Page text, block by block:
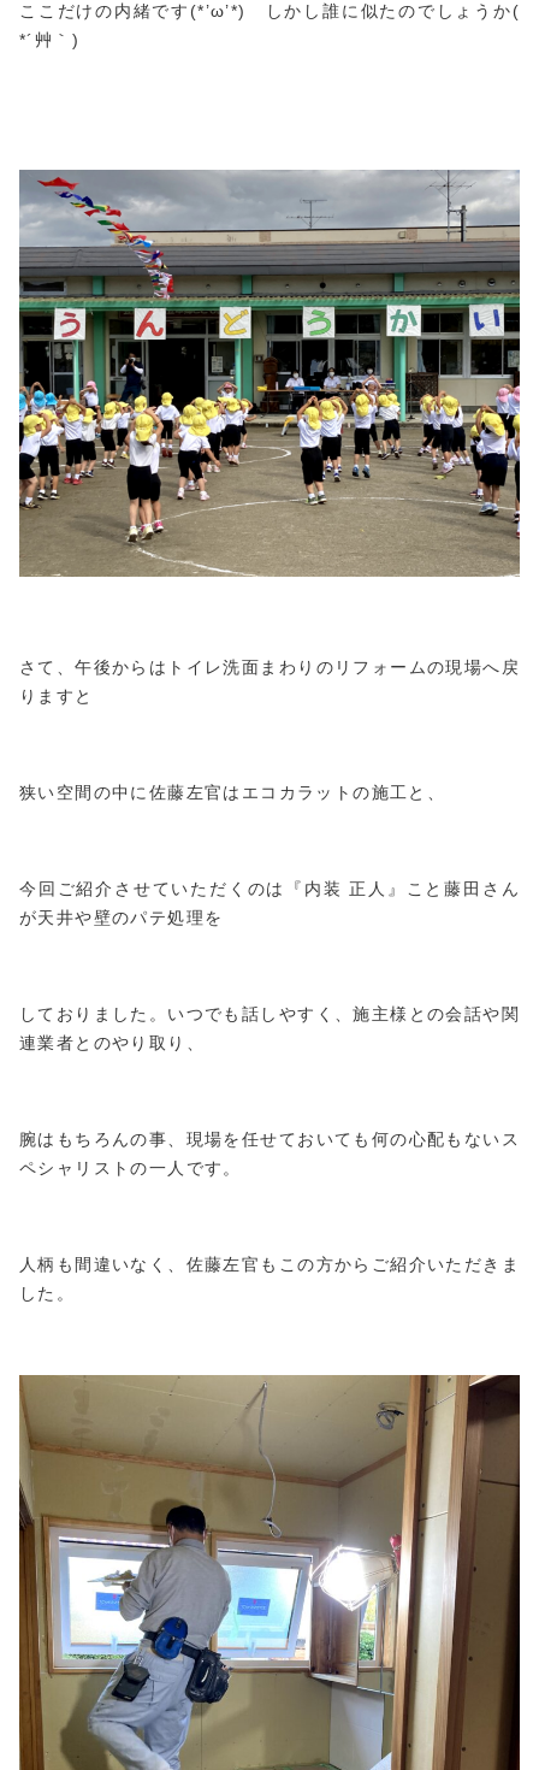
ここだけの内緒です(*’ω’*) しかし誰に似たのでしょうか(
*´艸｀)
さて、午後からはトイレ洗面まわりのリフォームの現場へ戻
りますと
狭い空間の中に佐藤左官はエコカラットの施工と、
今回ご紹介させていただくのは『内装 正人』こと藤田さん
が天井や壁のパテ処理を
しておりました。いつでも話しやすく、施主様との会話や関
連業者とのやり取り、
腕はもちろんの事、現場を任せておいても何の心配もないス
ペシャリストの一人です。
人柄も間違いなく、佐藤左官もこの方からご紹介いただきま
した。